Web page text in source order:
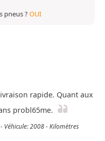
pneus ?OUI
rapide. Quant aux
probl65me.
Véhicule: 2008 - Kilomètres